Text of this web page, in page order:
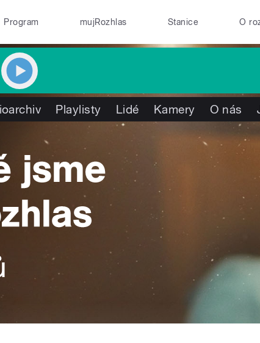
Program mujRozhlas Stanice O
Playlisty Lidé Kamery O nás